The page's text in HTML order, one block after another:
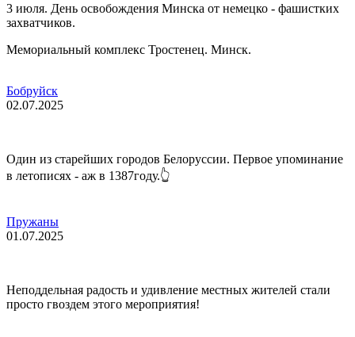
3 июля. День освобождения Минска от немецко - фашистких
захватчиков.
Мемориальный комплекс Тростенец. Минск.
Бобруйск
02.07.2025
Один из старейших городов Белоруссии. Первое упоминание
в летописях - аж в 1387году.👆
Пружаны
01.07.2025
Неподдельная радость и удивление местных жителей стали
просто гвоздем этого мероприятия!